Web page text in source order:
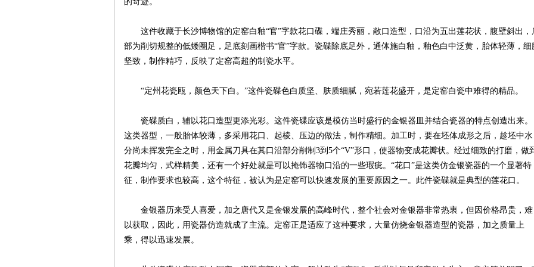
这件收藏于长沙博物馆的定窑白釉“官”字款花口碟，端庄秀丽，敞口造型，口沿为五出莲花状，腹壁斜出，
部为削切规整的低矮圈足，足底刻画楷书“官”字款。瓷碟除底足外，通体施白釉，釉色白中泛黄，胎体轻薄，细
坚致，制作精巧，反映了定窑高超的制瓷水平。
“定州花瓷瓯，颜色天下白。”这件瓷碟色白质坚、肤质细腻，宛若莲花盛开，是定窑白瓷中难得的精品。
瓷碟质白，辅以花口造型更添光彩。这件瓷碟应该是模仿当时盛行的金银器皿并结合瓷器的特点创造出来。
这类器型，一般胎体较薄，多采用花口、起棱、压边的做法，制作精细。加工时，要在坯体成形之后，趁坯中水
分尚未挥发完全之时，用金属刀具在其口沿部分削制3到5个“V”形口，使器物变成花瓣状。经过细致的打磨，做
花瓣均匀，式样精美，还有一个好处就是可以掩饰器物口沿的一些瑕疵。“花口”是这类仿金银瓷器的一个显著特
征，制作要求也较高，这个特征，被认为是定窑可以快速发展的重要原因之一。此件瓷碟就是典型的莲花口。
金银器历来受人喜爱，加之唐代又是金银发展的高峰时代，整个社会对金银器非常热衷，但因价格昂贵，难
以获取，因此，用瓷器仿造就成了主流。定窑正是适应了这种要求，大量仿烧金银器造型的瓷器，加之质量上
乘，得以迅速发展。